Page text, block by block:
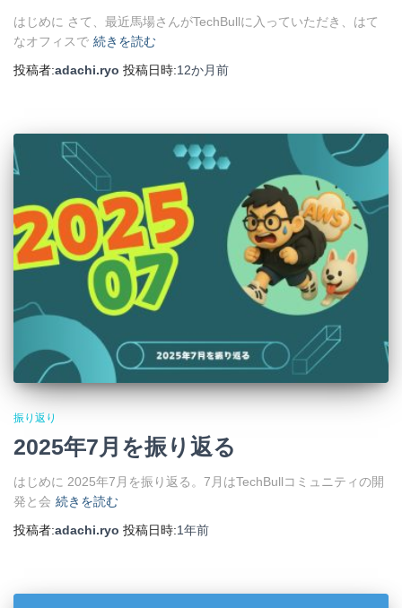
はじめに さて、最近馬場さんがTechBullに入っていただき、はて
なオフィスで 続きを読む
投稿者:adachi.ryo 投稿日時:12か月前
振り返り
2025年7月を振り返る
はじめに 2025年7月を振り返る。7月はTechBullコミュニティの開
発と会 続きを読む
投稿者:adachi.ryo 投稿日時:1年前